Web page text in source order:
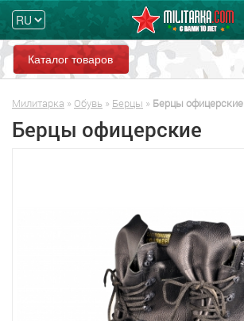
Каталог товаров
Милитарка » Обувь » Берцы » Берцы офицерские
Берцы офицерские